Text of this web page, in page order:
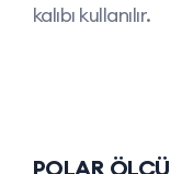
kalıbı kullanılır.
POLAR ÖLÇÜ